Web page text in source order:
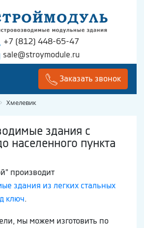
+7 (812) 448-65-47
sale@stroymodule.ru
Заказать звонок
Хмелевик
здания с
населенного пункта
производит
здания из легких стальных
ключ.
мы можем изготовить по